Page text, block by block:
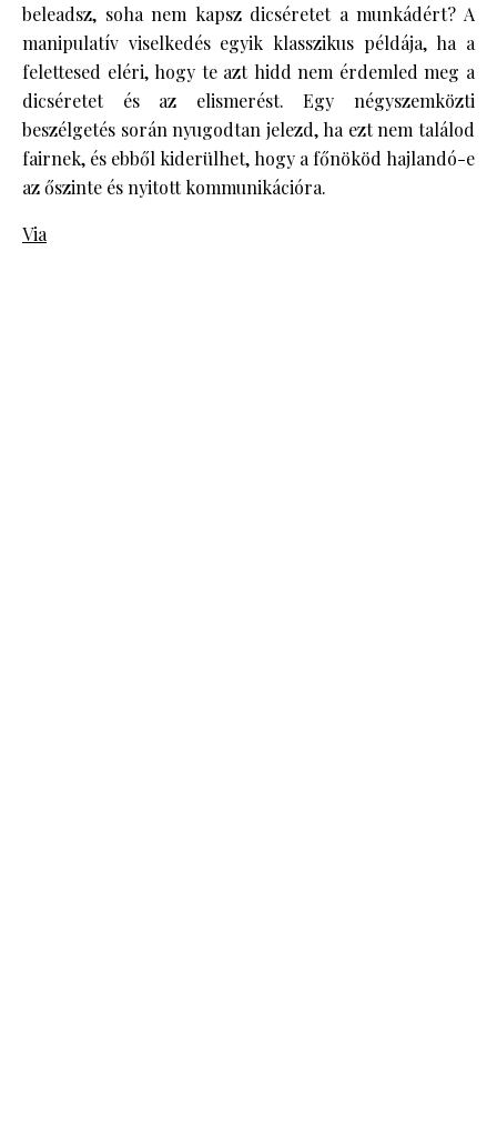
beleadsz, soha nem kapsz dicséretet a munkádért? A
manipulatív viselkedés egyik klasszikus példája, ha a
felettesed eléri, hogy te azt hidd nem érdemled meg a
dicséretet és az elismerést. Egy négyszemközti
beszélgetés során nyugodtan jelezd, ha ezt nem találod
fairnek, és ebből kiderülhet, hogy a főnököd hajlandó-e
az őszinte és nyitott kommunikációra.
Via